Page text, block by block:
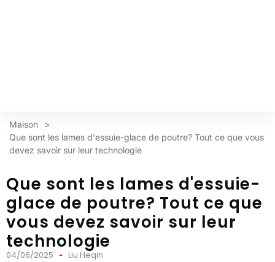
Maison
>
Que sont les lames d'essuie-glace de poutre? Tout ce que vous
devez savoir sur leur technologie
Que sont les lames d'essuie-
glace de poutre? Tout ce que
vous devez savoir sur leur
technologie
04/06/2025 Liu Heqin